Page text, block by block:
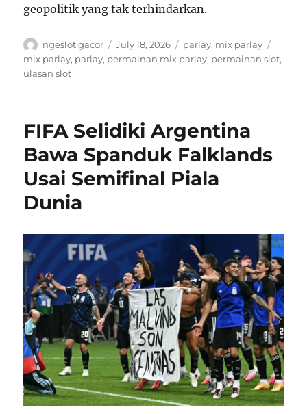
geopolitik yang tak terhindarkan.
A
u
t
ngeslot gacor
P
o
o
July 18, 2026
C
a
r
i
e
s
parlay, mix parlay
a
mix parlay, parlay, permainan mix parlay, permainan slot,
ulasan slot
FIFA Selidiki Argentina
Bawa Spanduk Falklands
Usai Semifinal Piala
Dunia